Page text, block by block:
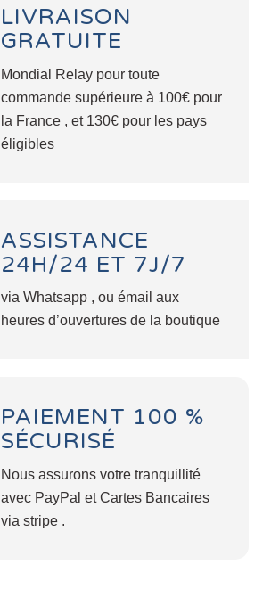
LIVRAISON
GRATUITE
Mondial Relay pour toute
commande supérieure à 100€ pour
la France , et 130€ pour les pays
éligibles
ASSISTANCE
24H/24 ET 7J/7
via Whatsapp , ou émail aux
heures d’ouvertures de la boutique
PAIEMENT 100 %
SÉCURISÉ
Nous assurons votre tranquillité
avec PayPal et Cartes Bancaires
via stripe .